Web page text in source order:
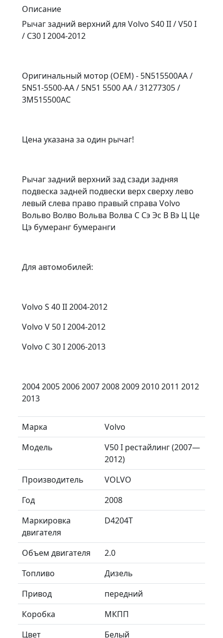
Описание
Рычаг задний верхний для Volvo S40 II / V50 I
/ C30 I 2004-2012
Оригинальный мотор (OEM) - 5N515500AA /
5N51-5500-AA / 5N51 5500 AA / 31277305 /
3M515500AC
Цена указана за один рычаг!
Рычаг задний верхний зад сзади задняя
подвеска задней подвески верх сверху лево
левый слева право правый справа Volvo
Вольво Волво Вольва Волва С Сэ Эс В Вэ Ц Це
Цэ бумеранг бумеранги
Для автомобилей:
Volvo S 40 II 2004-2012
Volvo V 50 I 2004-2012
Volvo C 30 I 2006-2013
2004 2005 2006 2007 2008 2009 2010 2011 2012
2013
Марка
Volvo
Модель
V50 I рестайлинг (2007—
2012)
Производитель
VOLVO
Год
2008
Маркировка
двигателя
D4204T
Объем двигателя
2.0
Топливо
Дизель
Привод
передний
Коробка
МКПП
Цвет
Белый